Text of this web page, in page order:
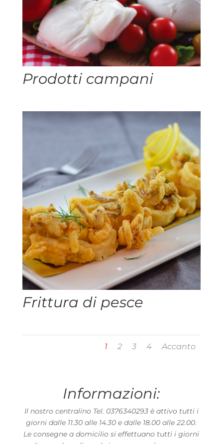
Prodotti campani
Frittura di pesce
1 2 3 4 Accanto
Informazioni:
Il nostro centralino Tel. 0376340293 è attivo tutti i
giorni dalle 11.30 alle 14.30 e dalle 18.00 alle 22.00.
Le consegne a domicilio si effettuano tutti i giorni